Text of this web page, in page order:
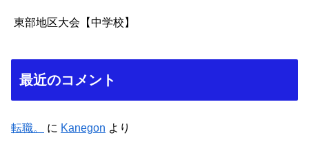
東部地区大会【中学校】
最近のコメント
転職。 に Kanegon より